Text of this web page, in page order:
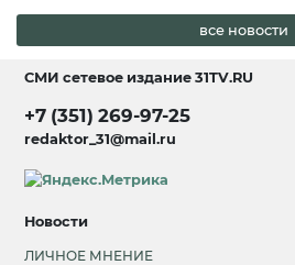
все новости
СМИ сетевое издание31TV.RU
+7 (351) 269-97-25
redaktor_31@mail.ru
Новости
ЛИЧНОЕ МНЕНИЕ